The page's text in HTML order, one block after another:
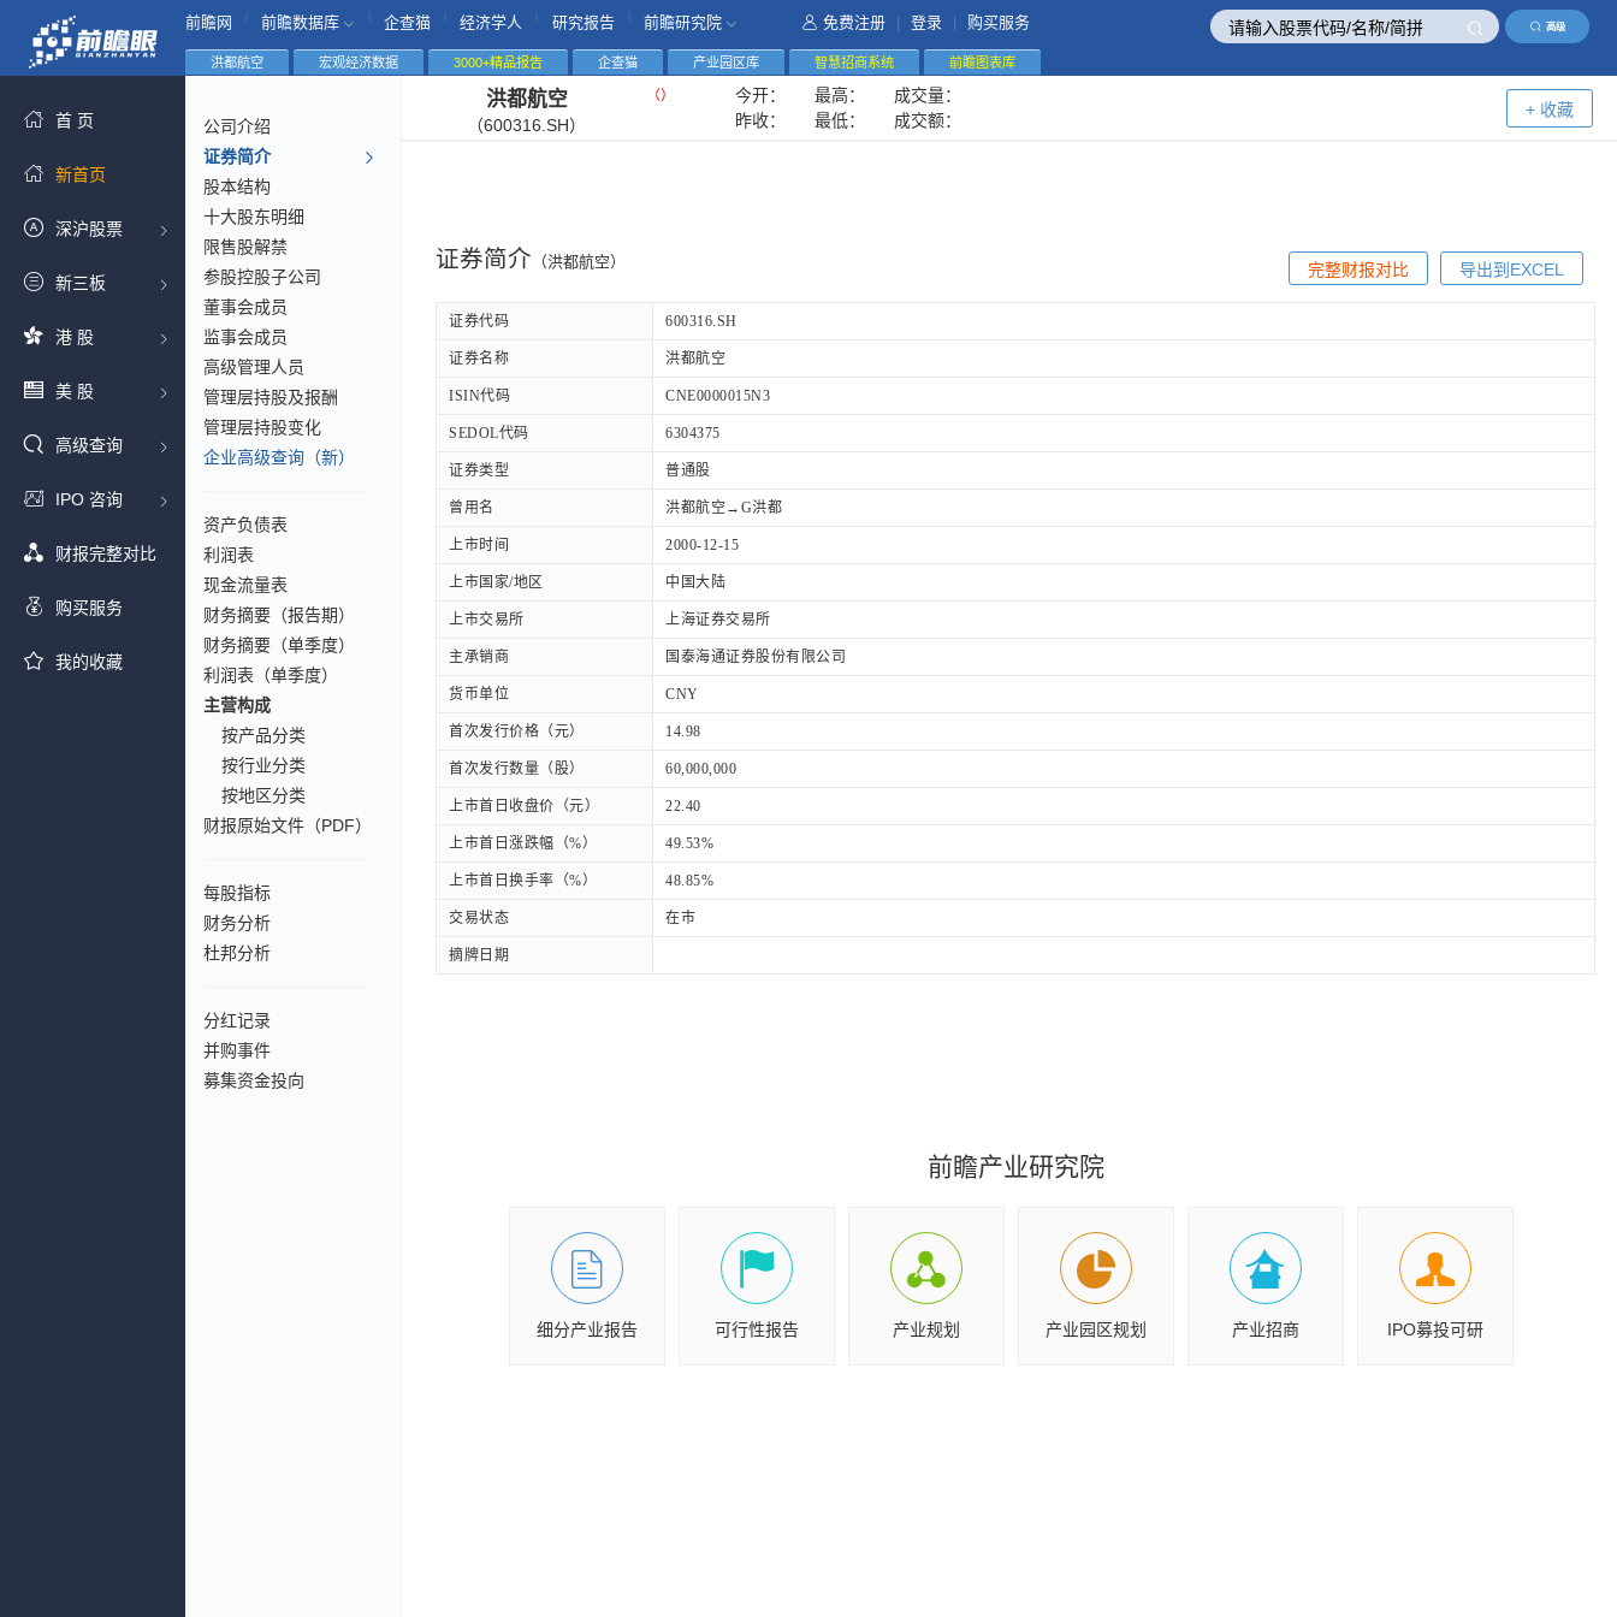
高级
前瞻网 前瞻数据库 企查猫 经济学人 研究报告 前瞻研究院 免费注册 登录 购买服务
首 页
新首页
深沪股票
新三板
港 股
美 股
高级查询
IPO 咨询
财报完整对比
购买服务
我的收藏
洪都航空 宏观经济数据 3000+精品报告 企查猫 产业园区库 智慧招商系统 前瞻图表库
公司介绍
证券简介
股本结构
十大股东明细
限售股解禁
参股控股子公司
董事会成员
监事会成员
高级管理人员
管理层持股及报酬
管理层持股变化
企业高级查询（新）
资产负债表
利润表
现金流量表
财务摘要（报告期）
财务摘要（单季度）
利润表（单季度）
主营构成
按产品分类
按行业分类
按地区分类
财报原始文件（PDF）
每股指标
财务分析
杜邦分析
分红记录
并购事件
募集资金投向
洪都航空
（600316.SH）
（） 今开： 最高：
成交量：
昨收：
最低： 成交额：
+ 收藏
证券简介 （洪都航空） 导出到EXCEL
完整财报对比
证券代码 600316.SH
证券名称 洪都航空
ISIN代码 CNE0000015N3
SEDOL代码 6304375
证券类型 普通股
曾用名 洪都航空→G洪都
上市时间 2000-12-15
上市国家/地区 中国大陆
上市交易所 上海证券交易所
主承销商 国泰海通证券股份有限公司
货币单位 CNY
首次发行价格（元） 14.98
首次发行数量（股） 60,000,000
上市首日收盘价（元） 22.40
上市首日涨跌幅（%） 49.53%
上市首日换手率（%） 48.85%
交易状态 在市
摘牌日期
前瞻产业研究院
细分产业报告 可行性报告 产业规划 产业园区规划 产业招商 IPO募投可研